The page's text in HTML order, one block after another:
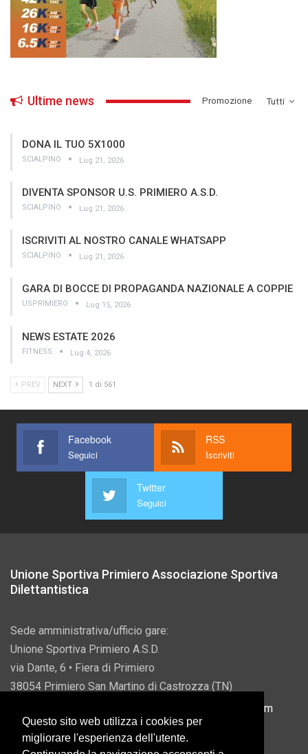
Tutti
Ultime news ­Promozione
DONA IL TUO 5X1000
SCIALPINO Lug 21, 2026
DIVENTA SPONSOR U.S. PRIMIERO A.S.D.
SCIALPINO Lug 21, 2026
ISCRIVITI AL NOSTRO CANALE WHATSAPP
SCIALPINO Lug 21, 2026
GARA DI BOCCE DI PROPAGANDA NAZIONALE A COPPIE
USPRIMIERO Lug 15, 2026
NEWS ESTATE 2026
FITNESS Lug 4, 2026
PREV NEXT 1 di 561
Facebook
Seguici
RSS
Iscriviti
Twitter
Seguici
Unione Sportiva Primiero Associazione Sportiva
Dilettantistica
Sede amministrativa/ufficio gare:
Unione Sportiva Primiero A.S.D.
via Dante, 6 • Fiera di Primiero
38054 Primiero San Martino di Castrozza (TN)
info@usprimiero.com
Questo sito web utilizza i cookies per
migliorare l'esperienza dell'utente.